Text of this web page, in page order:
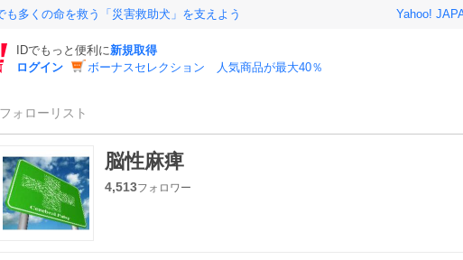
も多くの命を救う「災害救助犬」を支えよう Yahoo!
IDでもっと便利に新規取得
ログイン
ボーナスセレクション 人気商品が最大40％
フォローリスト
脳性麻痺
4,513フォロワー